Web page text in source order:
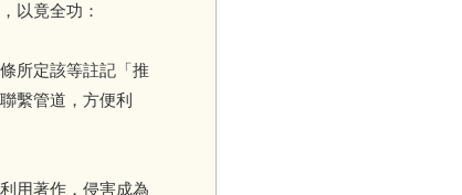
以竟全功：
所定該等註記「推
繫管道，方便利
用著作，侵害成為